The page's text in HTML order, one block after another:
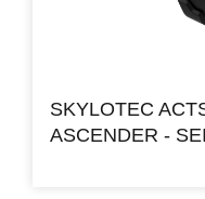
SKYLOTEC
ASCENDER -